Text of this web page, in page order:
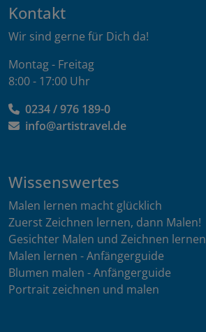
Kontakt
Wir sind gerne für Dich da!
Montag - Freitag
8:00 - 17:00 Uhr
0234 / 976 189-0
info@artistravel.de
Wissenswertes
Malen lernen macht glücklich
Zuerst Zeichnen lernen, dann Malen!
Gesichter Malen und Zeichnen lernen
Malen lernen - Anfängerguide
Blumen malen - Anfängerguide
Portrait zeichnen und malen